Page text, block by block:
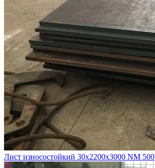
Лист износостойкий 30х2200х3000 NM 500